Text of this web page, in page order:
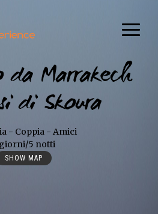
da Marrakech
di Skoura
- Coppia - Amici
5 notti
SHOW MAP